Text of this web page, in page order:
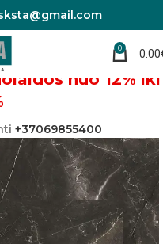
0 0.00
nuo 12% iki
+37069855400